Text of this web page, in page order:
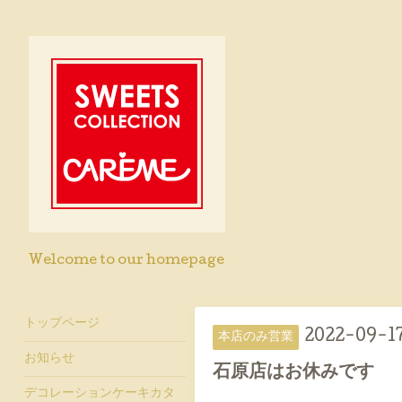
Welcome to our homepage
本店のみ営業 2022-09-
石原店はお休みです
トップページ
お知らせ
デコレーションケーキカタ